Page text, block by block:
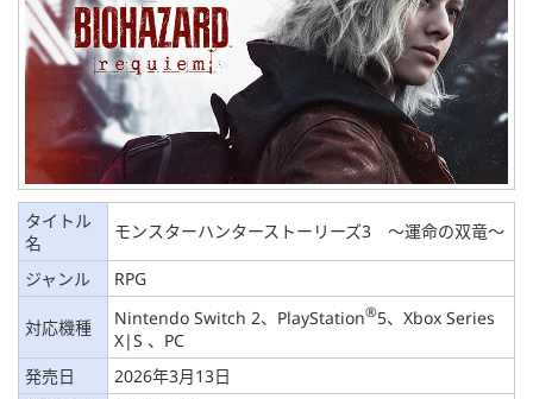
タイトル
名
モンスターハンターストーリーズ3 ～運命の双竜～
ジャンル RPG
対応機種 Nintendo Switch 2、PlayStation®5、Xbox Series
X|S 、PC
発売日
2026年3月13日